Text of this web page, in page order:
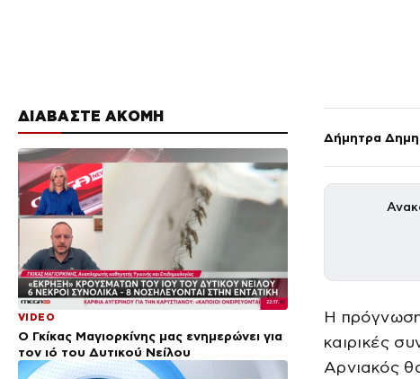
ΔΙΑΒΑΣΤΕ ΑΚΟΜΗ
VIDEO
Ο Γκίκας Μαγιορκίνης μας ενημερώνει για
τον ιό του Δυτικού Νείλου
Δήμητρα
Η πρόγνωση
καιρικές
Αρνιακός